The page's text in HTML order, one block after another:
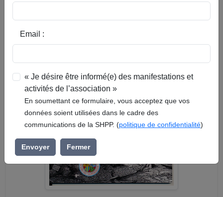
Email :
« Je désire être informé(e) des manifestations et
activités de l’association »
En soumettant ce formulaire, vous acceptez que vos
données soient utilisées dans le cadre des
communications de la SHPP. (politique de confidentialité)
Envoyer Fermer